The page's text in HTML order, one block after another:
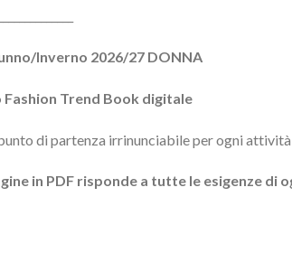
Inverno 2026/27 DONNA
Trend Book digitale
di partenza irrinunciabile per ogni
in PDF risponde a tutte le esigenze di